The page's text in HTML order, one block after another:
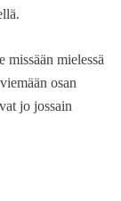
missään mielessä
osan
jo jossain